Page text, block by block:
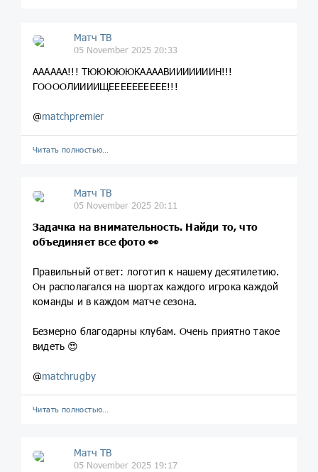
Матч ТВ
05 November 2025 20:33
АААААА!!! ТЮЮЮЮЮКААААВИИИИИИИН!!!
ГООООЛИИИИЩЕЕЕЕЕЕЕЕЕЕ!!!
@matchpremier
Читать полностью…
Матч ТВ
05 November 2025 20:11
Задачка на внимательность. Найди то, что
объединяет все фото 👀
Правильный ответ: логотип к нашему десятилетию.
Он располагался на шортах каждого игрока каждой
команды и в каждом матче сезона.
Безмерно благодарны клубам. Очень приятно такое
видеть 😍
@matchrugby
Читать полностью…
Матч ТВ
05 November 2025 19:17